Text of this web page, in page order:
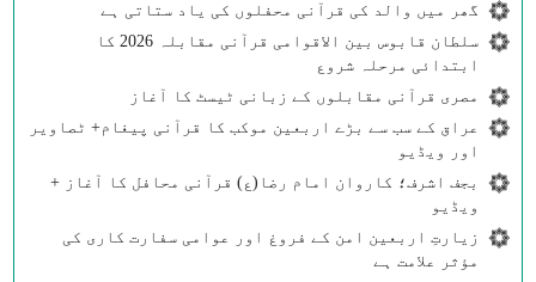
گھر میں والد کی قرآنی محفلوں کی یاد ستاتی ہے
سلطان قابوس بین الاقوامی قرآنی مقابلہ 2026 کا
ابتدائی مرحلہ شروع
مصری قرآنی مقابلوں کے زبانی ٹیسٹ کا آغاز
عراق کے سب سے بڑے اربعین موکب کا قرآنی پیغام+ ٹصاویر
اور ویڈیو
بجف اشرف؛ کاروان امام رضا(ع) قرآنی محافل کا آغاز +
ویڈیو
زیارتِ اربعین امن کے فروغ اور عوامی سفارت کاری کی
مؤثر علامت ہے